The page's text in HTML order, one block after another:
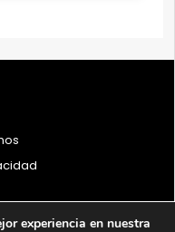
experiencia en nuestra